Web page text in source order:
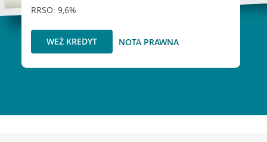
RRSO: 9,6%
WEŹ KREDYT NOTA PRAWNA